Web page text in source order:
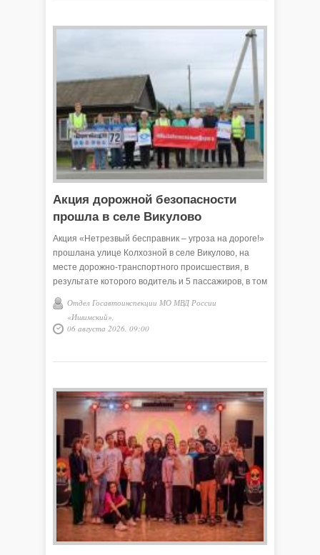
Акция дорожной безопасности
прошла в селе Викулово
Акция «Нетрезвый бесправник – угроза на дороге!»
прошлана улице Колхозной в селе Викулово, на
месте дорожно-транспортного происшествия, в
результате которого водитель и 5 пассажиров, в том
числе 15-летняя девушка получили травмы.
Мероприятие организовано с целью напомнить
водителям о недопустимости управления в
Отдел Госавтоинспекции МО МВД России
«Ишимский»,
06 августа 2026, 09:00